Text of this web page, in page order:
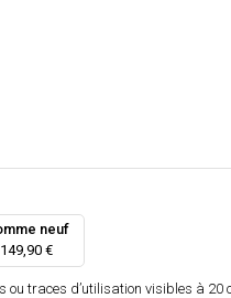
neuf
149,90 €
ou traces d’utilisation visibles à 20